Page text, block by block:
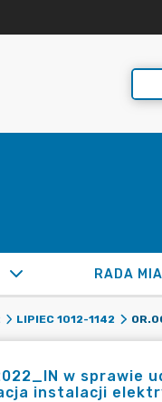
RADA
LIPIEC 1012-1142
w
instalacji